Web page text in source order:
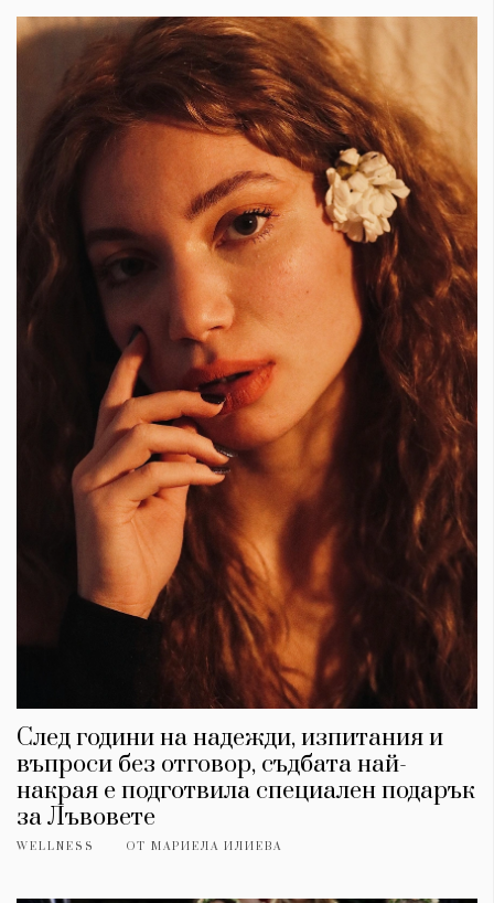
След години на надежди, изпитания и
въпроси без отговор, съдбата най-
накрая е подготвила специален подарък
за Лъвовете
WELLNESS ОТ МАРИЕЛА ИЛИЕВА